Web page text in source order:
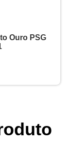
Ouro PSG